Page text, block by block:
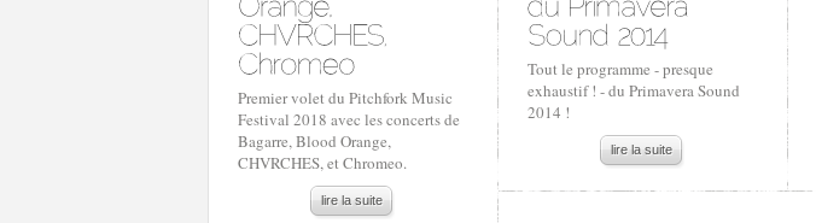
Premier volet du Pitchfork Music
Festival 2018 avec les concerts de
Bagarre, Blood Orange,
CHVRCHES, et Chromeo.
lire la suite
Tout le programme - presque
exhaustif ! - du Primavera Sound
2014 !
lire la suite